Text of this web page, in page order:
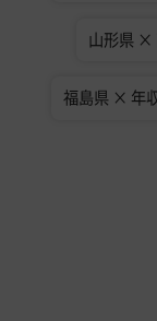
山形県 ×
福島県 × 年